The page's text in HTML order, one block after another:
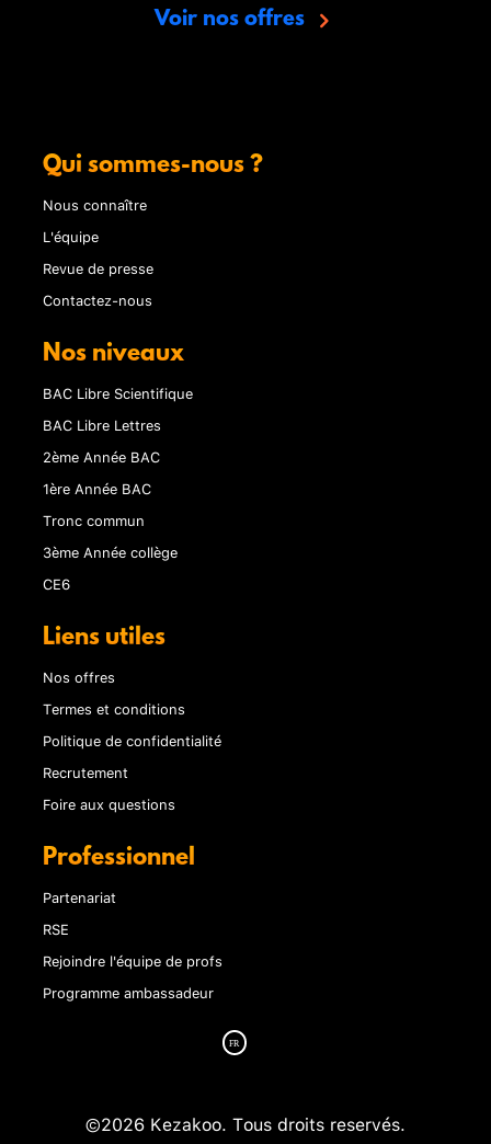
Voir nos offres
Qui sommes-nous ?
Nous connaître
L'équipe
Revue de presse
Contactez-nous
Nos niveaux
BAC Libre Scientifique
BAC Libre Lettres
2ème Année BAC
1ère Année BAC
Tronc commun
3ème Année collège
CE6
Liens utiles
Nos offres
Termes et conditions
Politique de confidentialité
Recrutement
Foire aux questions
Professionnel
Partenariat
RSE
Rejoindre l'équipe de profs
Programme ambassadeur
©2026 Kezakoo. Tous droits reservés.